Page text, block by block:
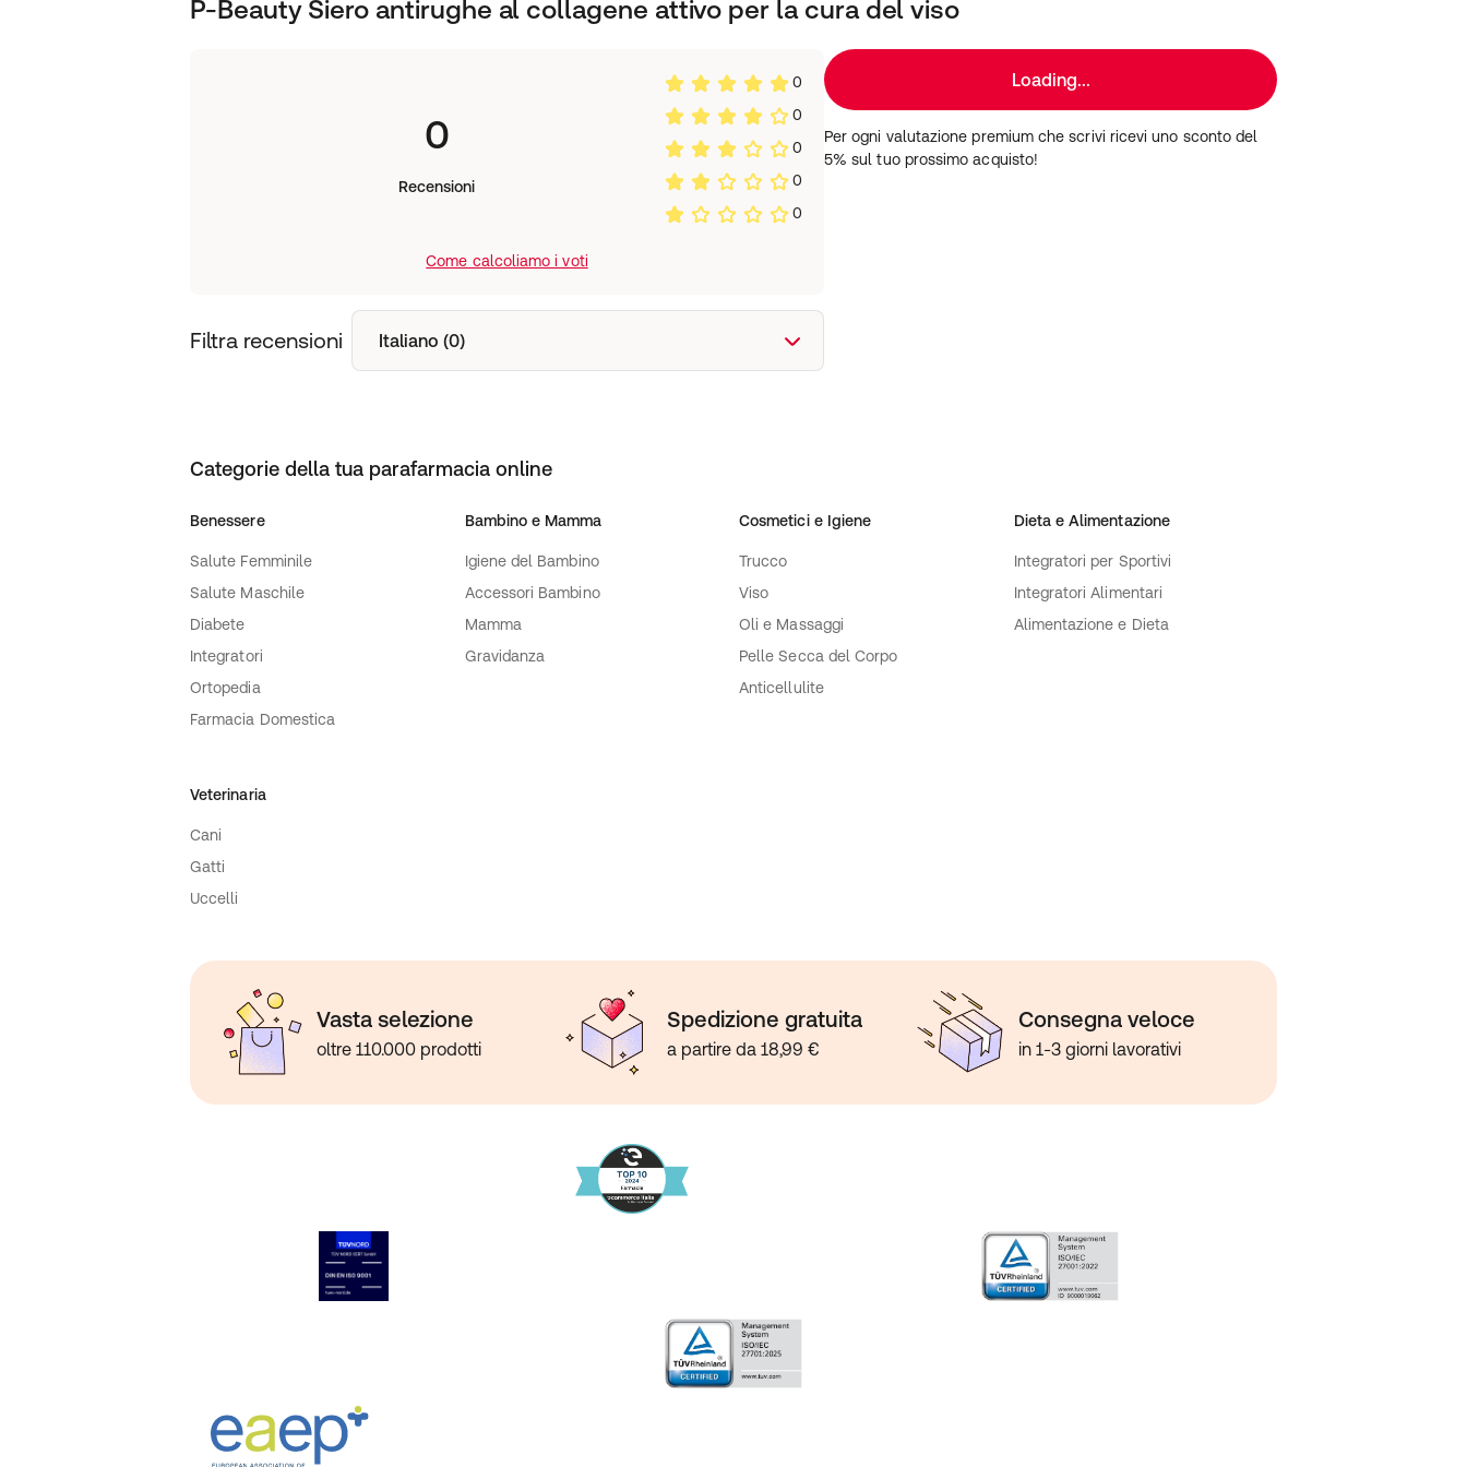
P-Beauty Siero antirughe al collagene attivo per la cura del viso
0
Recensioni
0
0
0
0
0
Come calcoliamo i voti
Filtra recensioni Italiano (0)
Loading...
Per ogni valutazione premium che scrivi ricevi uno sconto del
5% sul tuo prossimo acquisto!
Categorie della tua parafarmacia online
Benessere
Salute Femminile
Salute Maschile
Diabete
Integratori
Ortopedia
Farmacia Domestica
Bambino e Mamma
Igiene del Bambino
Accessori Bambino
Mamma
Gravidanza
Cosmetici e Igiene
Trucco
Viso
Oli e Massaggi
Pelle Secca del Corpo
Anticellulite
Dieta e Alimentazione
Integratori per Sportivi
Integratori Alimentari
Alimentazione e Dieta
Veterinaria
Cani
Gatti
Uccelli
Vasta selezione
oltre 110.000 prodotti
Spedizione gratuita
a partire da 18,99 €
Consegna veloce
in 1-3 giorni lavorativi